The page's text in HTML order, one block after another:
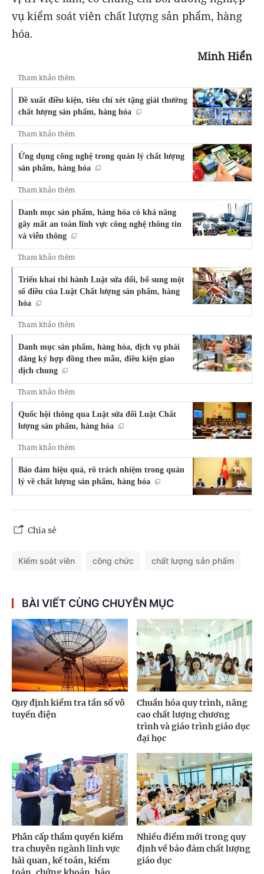
vụ kiểm soát viên chất lượng sản phẩm, hàng
hóa.
Minh Hiển
Tham khảo thêm
Đề xuất điều kiện, tiêu chí xét tặng giải thưởng
chất lượng sản phẩm, hàng hóa
Tham khảo thêm
Ứng dụng công nghệ trong quản lý chất lượng
sản phẩm, hàng hóa
Tham khảo thêm
Danh mục sản phẩm, hàng hóa có khả năng
gây mất an toàn lĩnh vực công nghệ thông tin
và viễn thông
Tham khảo thêm
Triển khai thi hành Luật sửa đổi, bổ sung một
số điều của Luật Chất lượng sản phẩm, hàng
hóa
Tham khảo thêm
Danh mục sản phẩm, hàng hóa, dịch vụ phải
đăng ký hợp đồng theo mẫu, điều kiện giao
dịch chung
Tham khảo thêm
Quốc hội thông qua Luật sửa đổi Luật Chất
lượng sản phẩm, hàng hóa
Tham khảo thêm
Bảo đảm hiệu quả, rõ trách nhiệm trong quản
lý về chất lượng sản phẩm, hàng hóa
Chia sẻ
Kiểm soát viên công chức chất lượng sản phẩm
BÀI VIẾT CÙNG CHUYÊN MỤC
Quy định kiểm tra tần số vô
tuyến điện
Chuẩn hóa quy trình, nâng
cao chất lượng chương
trình và giáo trình giáo dục
đại học
Phân cấp thẩm quyền kiểm
tra chuyên ngành lĩnh vực
hải quan, kế toán, kiểm
Nhiều điểm mới trong quy
định về bảo đảm chất lượng
giáo dục